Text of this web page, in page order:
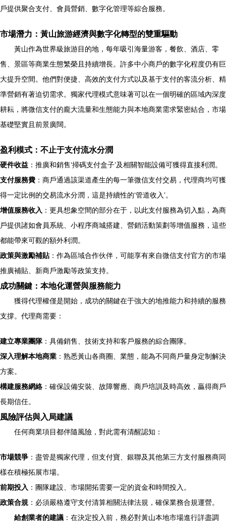
戶提供聚合支付、會員營銷、數字化管理等綜合服務。
市場潛力：黃山旅游經濟與數字化轉型的雙重驅動
黃山作為世界級旅游目的地，每年吸引海量游客，餐飲、酒店、零
售、景區等商業生態繁榮且持續增長。許多中小商戶的數字化程度仍有巨
大提升空間。他們對便捷、高效的支付方式以及基于支付的客流分析、精
準營銷有著迫切需求。獨家代理模式意味著可以在一個明確的區域內深度
耕耘，將微信支付的龐大流量和生態能力與本地商業需求緊密結合，市場
基礎堅實且前景廣闊。
盈利模式：不止于支付流水分潤
硬件收益 ：推廣和銷售‘掃碼支付盒子’及相關智能設備可獲得直接利潤。
支付服務費 ：商戶通過該渠道產生的每一筆微信支付交易，代理商均可獲
得一定比例的交易流水分潤，這是持續性的‘管道收入’。
增值服務收入 ：更具想象空間的部分在于，以此支付服務為切入點，為商
戶提供諸如會員系統、小程序商城搭建、營銷活動策劃等增值服務，這些
都能帶來可觀的額外利潤。
政策與激勵補貼：作為區域合作伙伴，可能享有來自微信支付官方的市場
推廣補貼、新商戶激勵等政策支持。
成功關鍵：本地化運營與服務能力
獲得代理權僅是開始，成功的關鍵在于強大的地推能力和持續的服務
支撐。代理商需要：
建立專業團隊：具備銷售、技術支持和客戶服務的綜合團隊。
深入理解本地商業 ：熟悉黃山各商圈、業態，能為不同商戶量身定制解決
方案。
構建服務網絡：確保設備安裝、故障響應、商戶培訓及時高效，贏得商戶
長期信任。
風險評估與入局建議
任何商業項目都伴隨風險，對此需有清醒認知：
市場競爭 ：盡管是獨家代理，但支付寶、銀聯及其他第三方支付服務商同
樣在積極拓展市場。
前期投入 ：團隊建設、市場開拓需要一定的資金和時間投入。
政策合規 ：必須嚴格遵守支付清算相關法律法規，確保業務合規運營。
給創業者的建議 ：在決定投入前，務必對黃山本地市場進行詳盡調